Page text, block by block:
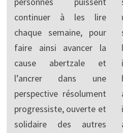
continuer à les lire
chaque semaine, pour
faire ainsi avancer la
cause abertzale et
l’ancrer dans une
perspective résolument
progressiste, ouverte et
solidaire des autres